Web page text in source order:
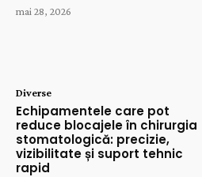
mai 28, 2026
Diverse
Echipamentele care pot
reduce blocajele în chirurgia
stomatologică: precizie,
vizibilitate și suport tehnic
rapid